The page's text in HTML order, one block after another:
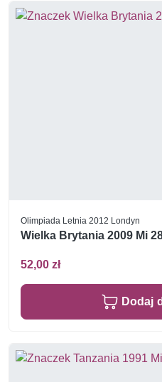
Olimpiada Letnia 2012 Londyn
Wielka Brytania 2009 Mi
52,00 zł
Dodaj